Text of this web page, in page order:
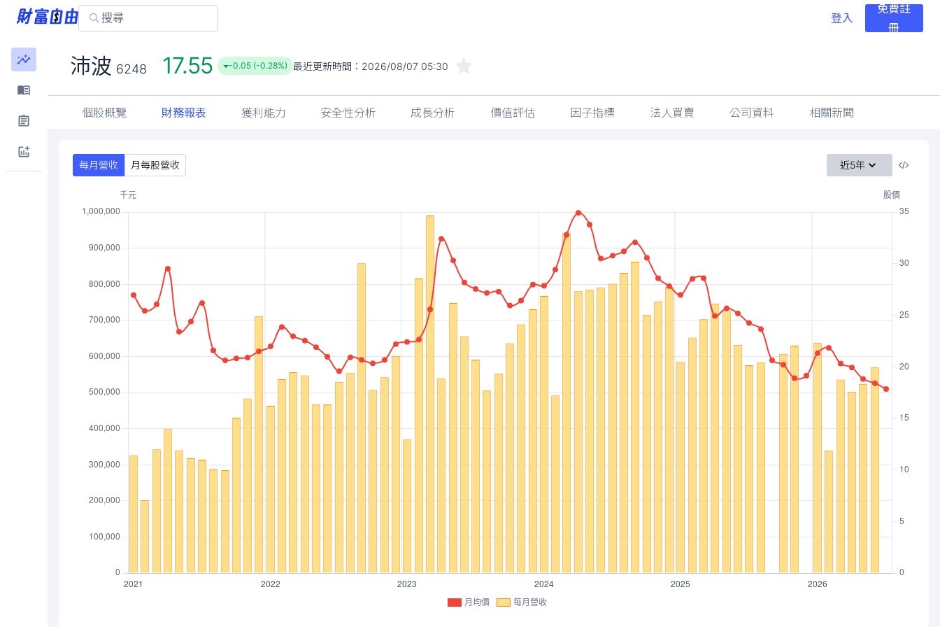
登入
免費註
冊
沛波 6248 17.55 -0.05 (-0.28%) 最近更新時間： 2026/08/07 05:30
個股概覽 財務報表 獲利能力 安全性分析 成長分析 價值評估 因子指標 法人買賣 公司資料 相關新聞
每月營收 月每股營收 近5年
月均價 每月營收